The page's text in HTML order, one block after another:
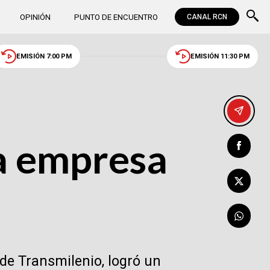
OPINIÓN PUNTO DE ENCUENTRO CANAL RCN
EMISIÓN 7:00 PM EMISIÓN 11:30 PM
empresa
Transmilenio, logró un